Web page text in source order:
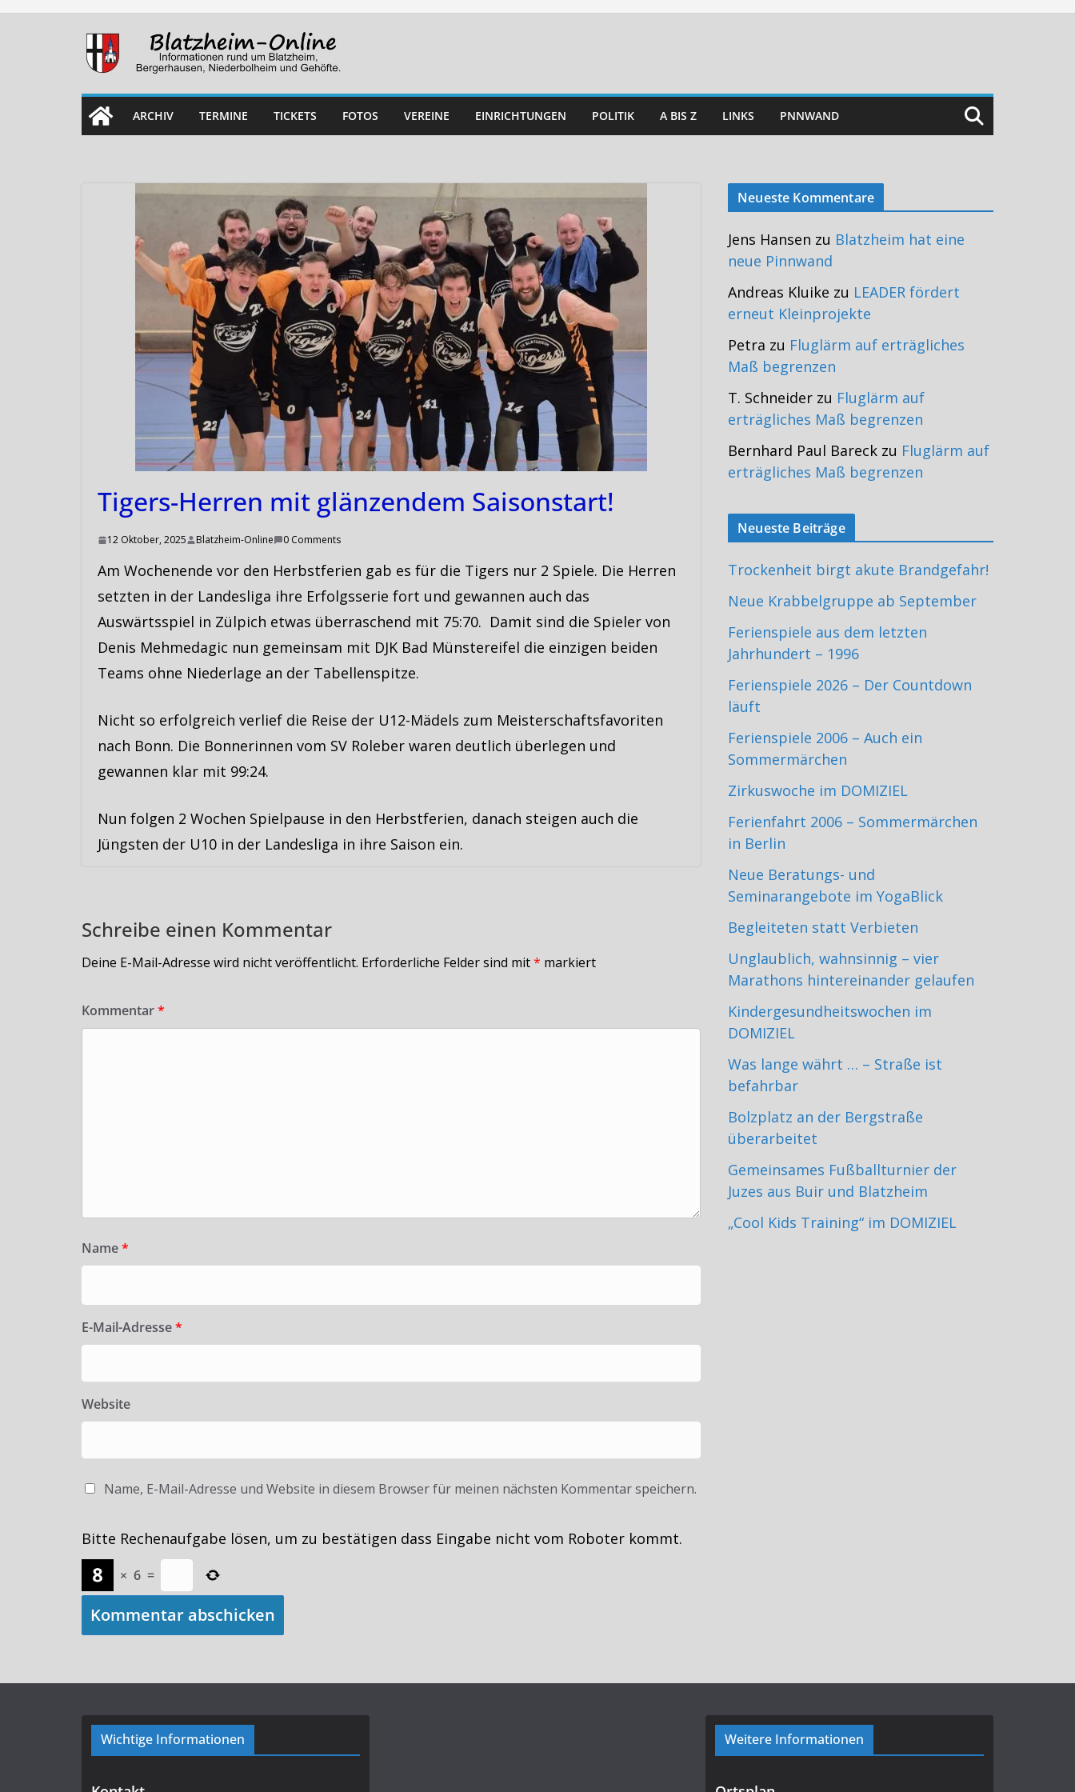
Skip
ARCHIV TERMINE TICKETS FOTOS VEREINE EINRICHTUNGEN POLITIK A BIS Z LINKS PNNWAND
Tigers-Herren mit glänzendem Saisonstart!
12 Oktober, 2025 Blatzheim-Online 0 Comments
Am Wochenende vor den Herbstferien gab es für die Tigers nur 2 Spiele. Die Herren
setzten in der Landesliga ihre Erfolgsserie fort und gewannen auch das
Auswärtsspiel in Zülpich etwas überraschend mit 75:70. Damit sind die Spieler von
Denis Mehmedagic nun gemeinsam mit DJK Bad Münstereifel die einzigen beiden
Teams ohne Niederlage an der Tabellenspitze.
Nicht so erfolgreich verlief die Reise der U12-Mädels zum Meisterschaftsfavoriten
nach Bonn. Die Bonnerinnen vom SV Roleber waren deutlich überlegen und
gewannen klar mit 99:24.
Nun folgen 2 Wochen Spielpause in den Herbstferien, danach steigen auch die
Jüngsten der U10 in der Landesliga in ihre Saison ein.
Schreibe einen Kommentar
Deine E-Mail-Adresse wird nicht veröffentlicht. Erforderliche Felder sind mit* markiert
Kommentar*
Name*
E-Mail-Adresse*
Website
Name, E-Mail-Adresse und Website in diesem Browser für meinen nächsten Kommentar speichern.
Bitte Rechenaufgabe lösen, um zu bestätigen dass Eingabe nicht vom Roboter kommt.
× 6 =
Neueste Kommentare
Jens Hansen zu Blatzheim hat eine
neue Pinnwand
Andreas Kluike zu LEADER fördert
erneut Kleinprojekte
Petra zu Fluglärm auf erträgliches
Maß begrenzen
T. Schneider zu Fluglärm auf
erträgliches Maß begrenzen
Bernhard Paul Bareck zu Fluglärm auf
erträgliches Maß begrenzen
Neueste Beiträge
Trockenheit birgt akute Brandgefahr!
Neue Krabbelgruppe ab September
Ferienspiele aus dem letzten
Jahrhundert – 1996
Ferienspiele 2026 – Der Countdown
läuft
Ferienspiele 2006 – Auch ein
Sommermärchen
Zirkuswoche im DOMIZIEL
Ferienfahrt 2006 – Sommermärchen
in Berlin
Neue Beratungs- und
Seminarangebote im YogaBlick
Begleiteten statt Verbieten
Unglaublich, wahnsinnig – vier
Marathons hintereinander gelaufen
Kindergesundheitswochen im
DOMIZIEL
Was lange währt … – Straße ist
befahrbar
Bolzplatz an der Bergstraße
überarbeitet
Gemeinsames Fußballturnier der
Juzes aus Buir und Blatzheim
„Cool Kids Training“ im DOMIZIEL
Wichtige Informationen Weitere Informationen